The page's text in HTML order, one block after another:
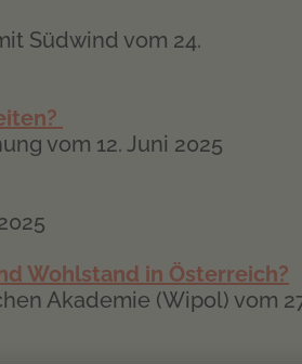
Südwind vom 24.
vom 12. Juni 2025
Wohlstand in Österreich?
Akademie (Wipol) vom